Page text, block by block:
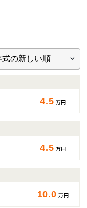
4.5 万円
4.5 万円
10.0 万円